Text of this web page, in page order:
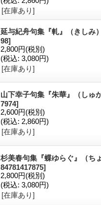
[在庫あり]
延与紀舟句集『軋』（きしみ）
98]
2,800円(税別)
(税込: 3,080円)
[在庫あり]
山下幸子句集『朱華』（しゅ
7974]
2,600円(税別)
(税込: 2,860円)
[在庫あり]
杉美春句集『蝶ゆらぐ』（ち
84781417875]
2,800円(税別)
(税込: 3,080円)
[在庫あり]